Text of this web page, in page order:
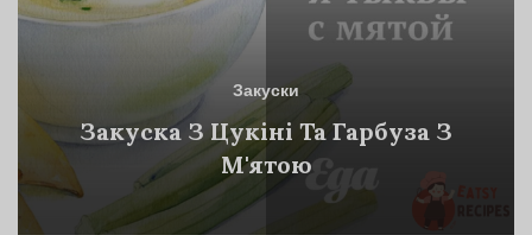
Закуски
Закуска З Цукіні Та Гарбуза З
М'ятою